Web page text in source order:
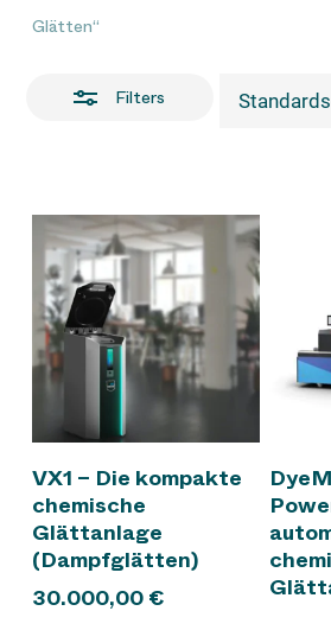
Glätten“
Filters
In den Warenkorb
VX1 – Die kompakte
chemische
Glättanlage
(Dampfglätten)
30.000,00€